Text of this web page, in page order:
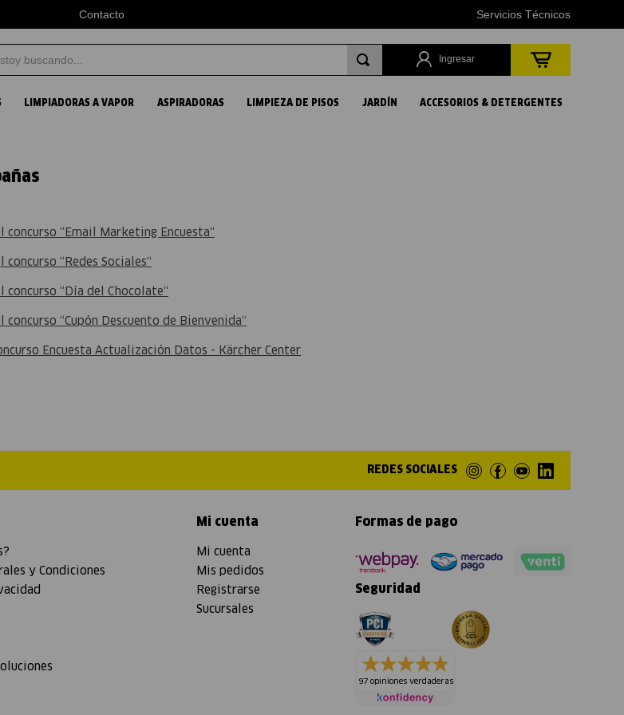
Contacto Servicios Técnicos
Ingresar
LIMPIADORAS A VAPOR ASPIRADORAS LIMPIEZA DE PISOS JARDÍN ACCESORIOS & DETERGENTES
concurso “Email Marketing Encuesta“
concurso “Redes Sociales“
concurso “Día del Chocolate“
concurso “Cupón Descuento de Bienvenida“
Encuesta Actualización Datos - Kärcher Center
REDES SOCIALES
y Condiciones
Mi cuenta
Mi cuenta
Mis pedidos
Registrarse
Sucursales
Formas de pago
Seguridad
97 opiniones verdaderas
más buscados
2
4. karcher